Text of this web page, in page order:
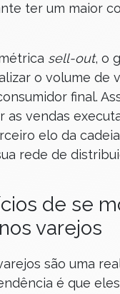
ter um maior
sell-out, o
o volume de
final.
as vendas
elo da
rede de
de se
varejos
são uma
é que